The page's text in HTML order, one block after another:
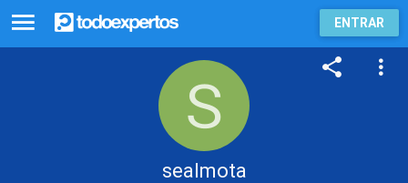
ENTRAR
sealmota